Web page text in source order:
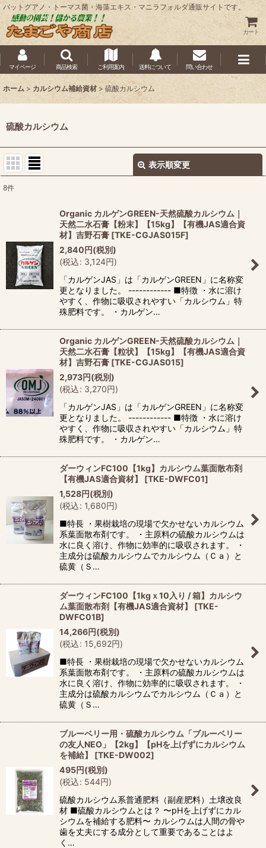
バットグアノ・トーマス菌・海藻エキス・マニラフォルダ通販サイトです。
カート
マイページ 商品検索 ご利用案内 送料について 問い合わせ
ホーム > カルシウム補給資材 > 硫酸カルシウム
硫酸カルシウム
表示順変更
8件
Organic カルゲンGREEN-天然硫酸カルシウム｜
天然二水石膏【粉末】【15kg】【有機JAS適合資
材】吉野石膏 [TKE-CGJAS015F]
2,840円(税別)
(税込: 3,124円)
「カルゲンJAS」は「カルゲンGREEN」に名称変
更となりました。 ------------ ■特徴 ・水に溶け
やすく、作物に吸収されやすい「カルシウム」特
殊肥料です。 ・カルゲン…
Organic カルゲンGREEN-天然硫酸カルシウム｜
天然二水石膏【粒状】【15kg】【有機JAS適合資
材】吉野石膏 [TKE-CGJAS015]
2,973円(税別)
(税込: 3,270円)
「カルゲンJAS」は「カルゲンGREEN」に名称変
更となりました。 ------------ ■特徴 ・水に溶け
やすく、作物に吸収されやすい「カルシウム」特
殊肥料です。 ・カルゲン…
ダーウィンFC100【1kg】カルシウム葉面散布剤
【有機JAS適合資材】
[TKE-DWFC01]
1,528円(税別)
(税込: 1,680円)
■特長 ・果樹栽培の現場で欠かせないカルシウム
系葉面散布剤です。 ・主原料の硫酸カルシウムは
水に良く溶け、作物に効率的に吸収されます。 ・
主成分は硫酸カルシウムでカルシウム（Ｃａ）と
硫黄（Ｓ…
ダーウィンFC100【1kgｘ10入り / 箱】カルシウ
ム葉面散布剤【有機JAS適合資材】
[TKE-
DWFC01B]
14,266円(税別)
(税込: 15,692円)
■特長 ・果樹栽培の現場で欠かせないカルシウム
系葉面散布剤です。 ・主原料の硫酸カルシウムは
水に良く溶け、作物に効率的に吸収されます。 ・
主成分は硫酸カルシウムでカルシウム（Ｃａ）と
硫黄（Ｓ…
ブルーベリー用・硫酸カルシウム「ブルーベリー
の友人NEO」【2kg】【pHを上げずにカルシウム
を補給】
[TKE-DW002]
495円(税別)
(税込: 544円)
硫酸カルシウム系普通肥料（副産肥料）土壌改良
材 ■硫酸カルシウムとは？ 〜pHを上げずにカル
シウムを補給する肥料〜 カルシウムは人間の骨や
歯を丈夫にする成分として重要であることはよ
く…